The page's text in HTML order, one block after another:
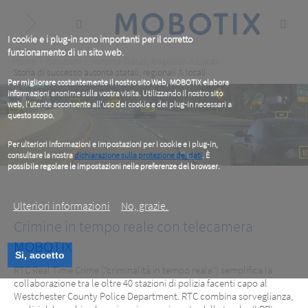
I cookie e i plug-in sono importanti per il corretto
funzionamento di un sito web.
Per migliorare costantemente il nostro sito Web, MOBOTIX elabora
informazioni anonime sulla vostra visita. Utilizzando il nostro sito
web, l'utente acconsente all'uso dei cookie e dei plug-in necessari a
questo scopo.
Per ulteriori informazioni e impostazioni per i cookie e i plug-in,
consultare la nostradichiarazione sulla protezione dei dati. È
possibile regolare le impostazioni nelle preferenze del browser.
Ulteriori informazioni
No, grazie.
Si, accetto
content
Breadcrumb
Storia di successo autorità statali, regionali & locali
RTC: Westchester County, NY
Il riconoscimento mobile delle targhe paga
Crimine in tempo reale con telecamera
MOBOTIX
RTC Real Time Crime (“criminalità in tempo reale”) semplifica la
collaborazione tra le oltre 40 stazioni di polizia facenti capo al
Westchester County Police Department. RTC combina sorveglianza,